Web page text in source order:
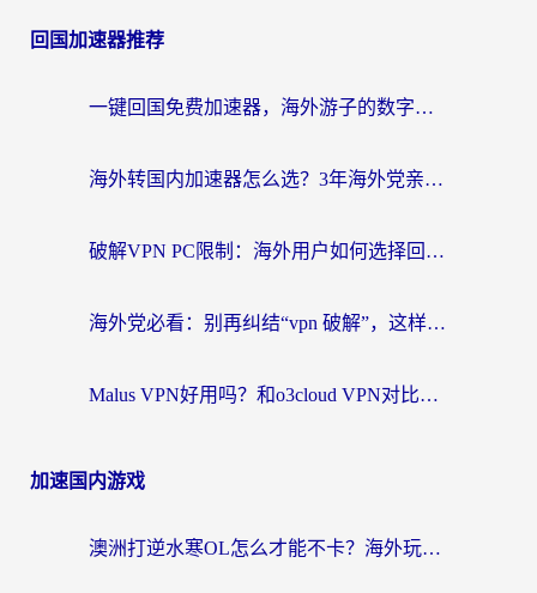
回国加速器推荐
一键回国免费加速器，海外游子的数字归乡路
海外转国内加速器怎么选？3年海外党亲测指南，无缝刷剧玩游戏不再难
破解VPN PC限制：海外用户如何选择回国加速器实现无缝访问国内资源
海外党必看：别再纠结“vpn 破解”，这样选回国加速器才能真正无缝访问国内资源
Malus VPN好用吗？和o3cloud VPN对比哪个回国效果更好？
加速国内游戏
澳洲打逆水寒OL怎么才能不卡？海外玩家国服游戏加速终极指南（附梦幻模拟战地铁跑酷解决办法）